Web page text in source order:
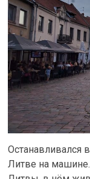
Останавливался
Литве на